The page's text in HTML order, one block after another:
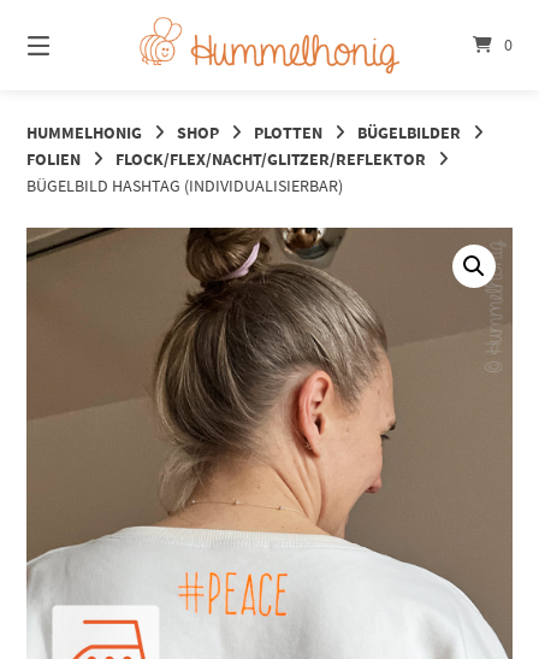
zum
Inhalt
0
HUMMELHONIG SHOP PLOTTEN
BÜGELBILDER
FOLIEN
FLOCK/FLEX/NACHT/GLITZER/REFLEKTOR
BÜGELBILD HASHTAG (INDIVIDUALISIERBAR)